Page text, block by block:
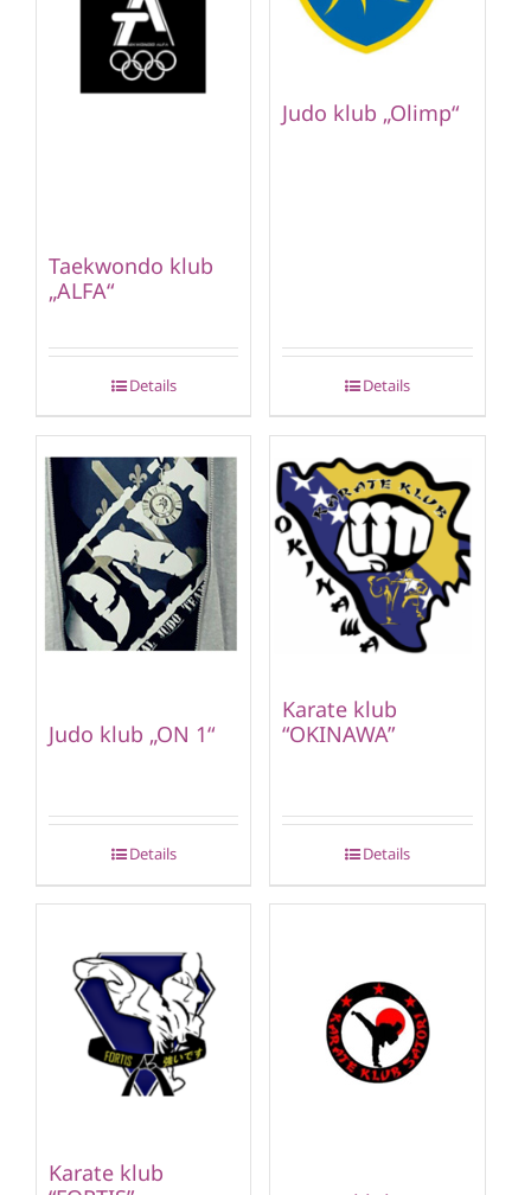
Taekwondo klub
„ALFA“
Details
Judo klub „Olimp“
Details
Judo klub „ON 1“
Details
Karate klub
“OKINAWA”
Details
Karate klub